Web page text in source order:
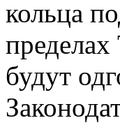
кольца
пределах
будут